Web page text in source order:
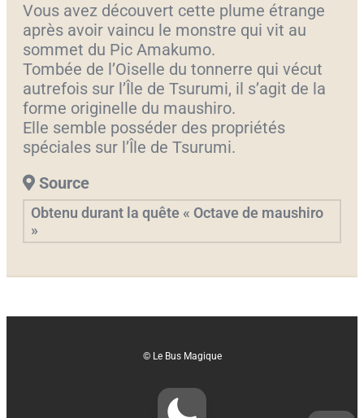
Vous avez découvert cette plume étrange
après avoir vaincu le monstre qui vit au
sommet du Pic Amakumo.
Tombée de l’Oiselle du tonnerre qui vécut
autrefois sur l’Île de Tsurumi, il s’agit de la
forme originelle du maushiro.
Elle semble posséder des propriétés
spéciales sur l’Île de Tsurumi.
Source
Obtenu durant la quête « Octave de maushiro
»
© Le Bus Magique